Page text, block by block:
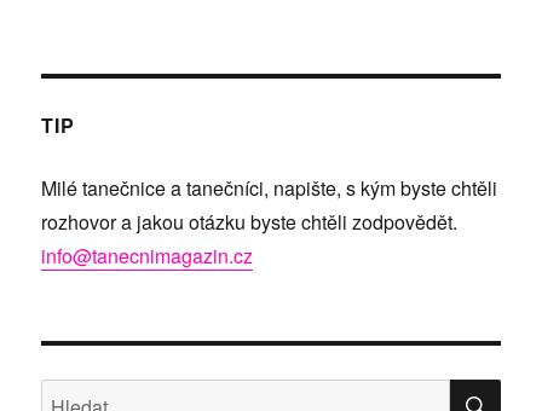
TIP
Milé tanečnice a tanečníci, napište, s kým byste chtěli
rozhovor a jakou otázku byste chtěli zodpovědět.
info@tanecnimagazin.cz
Hledat: